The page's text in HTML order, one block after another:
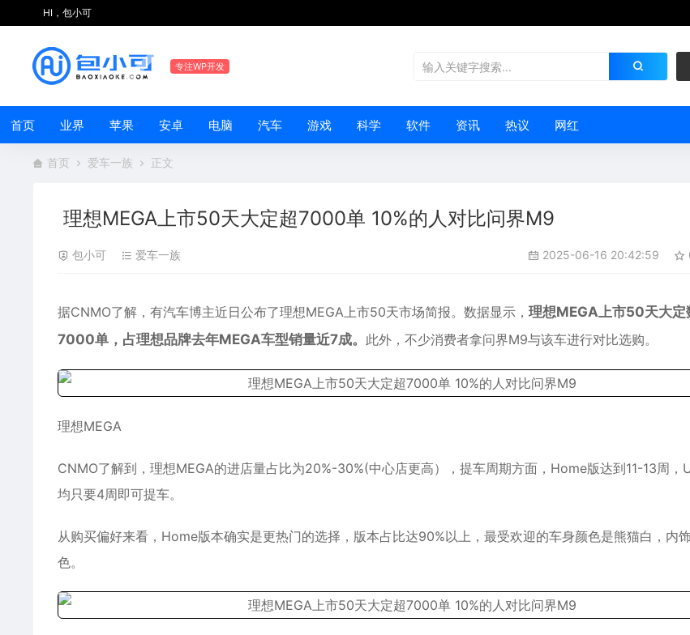
HI，包小可
专注WP开发
首页 业界 苹果 安卓 电脑 汽车 游戏 科学 软件 资讯 热议 网红
首页 爱车一族 正文
理想MEGA上市50天大定超7000单 10%的人对比问界M9
包小可 爱车一族 2025-06-16 20:42:59
据CNMO了解，有汽车博主近日公布了理想MEGA上市50天市场简报。数据显示， 理想MEGA上市50天大定
7000单，占理想品牌去年MEGA车型销量近7成。 此外，不少消费者拿问界M9与该车进行对比选购。
理想MEGA
CNMO了解到，理想MEGA的进店量占比为20%-30%(中心店更高），提车周期方面，Home版达到11-13周，
均只要4周即可提车。
从购买偏好来看，Home版本确实是更热门的选择，版本占比达90%以上，最受欢迎的车身颜色是熊猫白，内
色。